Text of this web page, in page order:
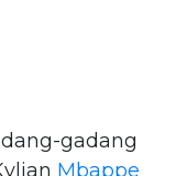
gadang
Mbappe